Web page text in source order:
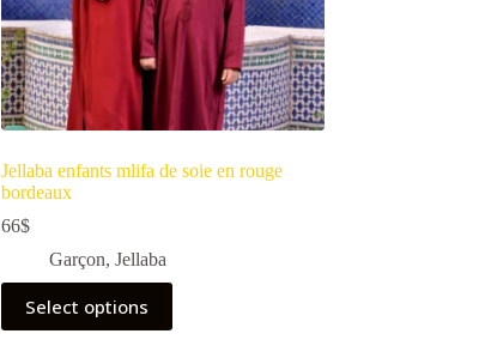
Jellaba enfants mlifa de soie en rouge
bordeaux
66$
Garçon, Jellaba
Select options